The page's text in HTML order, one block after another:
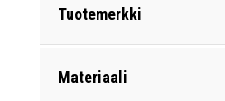
Tuotemerkki
Materiaali